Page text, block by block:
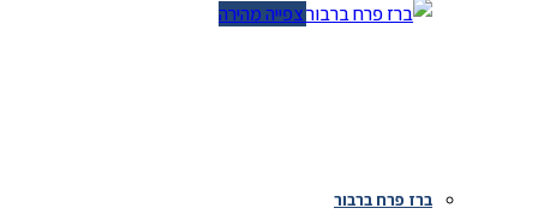
צפייה מהירה
ברז פרח ברבור